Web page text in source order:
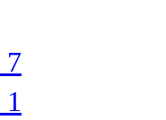
7
1